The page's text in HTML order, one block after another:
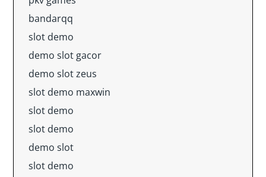
bandarqq
slot demo
demo slot gacor
demo slot zeus
slot demo maxwin
slot demo
slot demo
demo slot
slot demo